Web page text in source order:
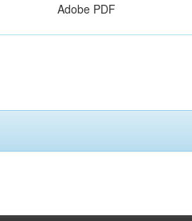
Adobe PDF